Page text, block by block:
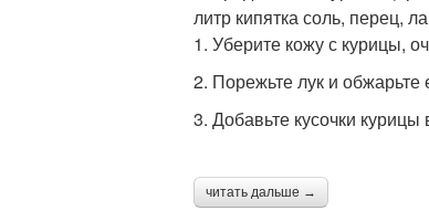
литр кипятка соль, перец,
1. Уберите кожу с курицы,
2. Порежьте лук и обжарьте
3. Добавьте кусочки
читать дальше →